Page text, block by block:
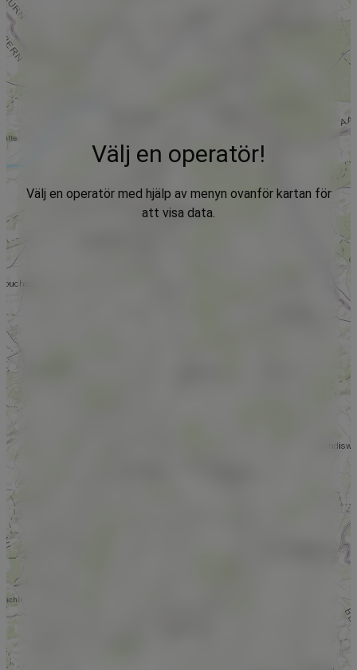
Välj en operatör!
Välj en operatör med hjälp av menyn ovanför kartan för
att visa data.